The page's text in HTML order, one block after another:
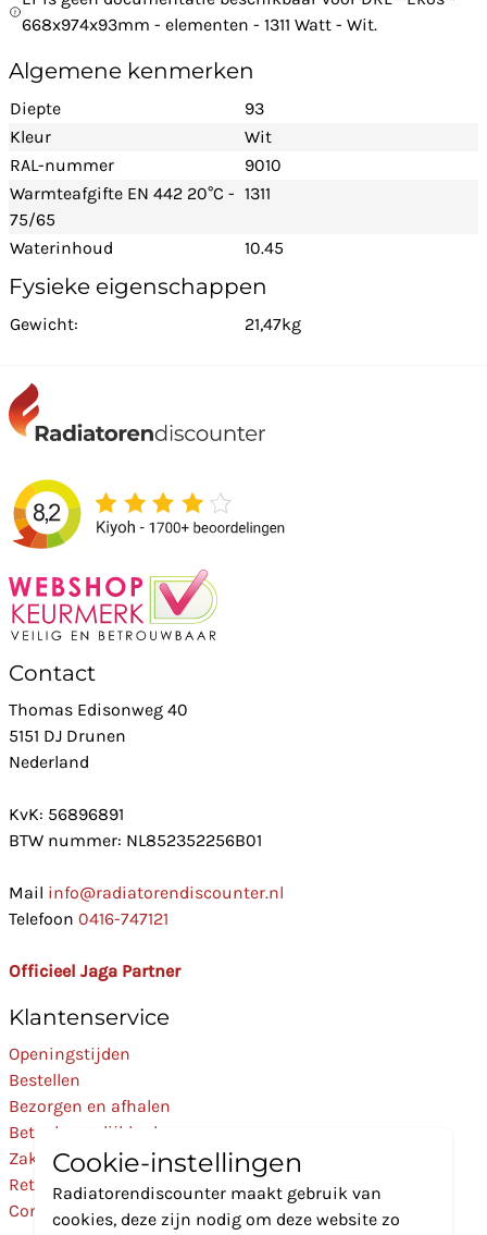
668x974x93mm - elementen - 1311 Watt - Wit.
Algemene kenmerken
Diepte
93
Kleur
Wit
RAL-nummer
9010
Warmteafgifte EN 442 20°C -
75/65
1311
Waterinhoud 10.45
Fysieke eigenschappen
Gewicht: 21,47kg
Contact
Thomas Edisonweg 40
5151 DJ Drunen
Nederland
KvK: 56896891
BTW nummer: NL852352256B01
Mail info@radiatorendiscounter.nl
Telefoon 0416-747121
Officieel Jaga Partner
Klantenservice
Openingstijden
Bestellen
Bezorgen en afhalen
Betaalmogelijkheden
Zakelijk
Retourneren
Contact
Cookie-instellingen
Radiatorendiscounter maakt gebruik van
cookies, deze zijn nodig om deze website zo